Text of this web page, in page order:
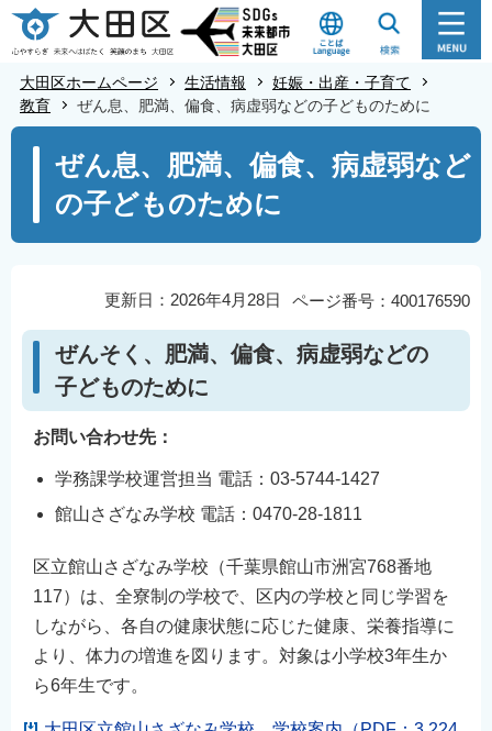
こ
の
ジ
大田区ホームページ 生活情報
妊娠・出産・子育て
教育
ぜん息、肥満、偏食、病虚弱などの子どものために
ぜん息、肥満、偏食、病虚弱など
の子どものために
ページ番号：400176590
更新日：2026年4月28日
ぜんそく、肥満、偏食、病虚弱などの
子どものために
お問い合わせ先：
学務課学校運営担当 電話：03-5744-1427
館山さざなみ学校 電話：0470-28-1811
区立館山さざなみ学校（千葉県館山市洲宮768番地
117）は、全寮制の学校で、区内の学校と同じ学習を
しながら、各自の健康状態に応じた健康、栄養指導に
より、体力の増進を図ります。対象は小学校3年生か
ら6年生です。